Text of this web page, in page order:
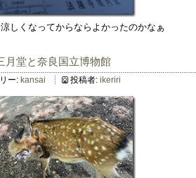
しくなってからならよかったのかなぁ
月堂と奈良国立博物館
ー: kansai 投稿者: ikeriri